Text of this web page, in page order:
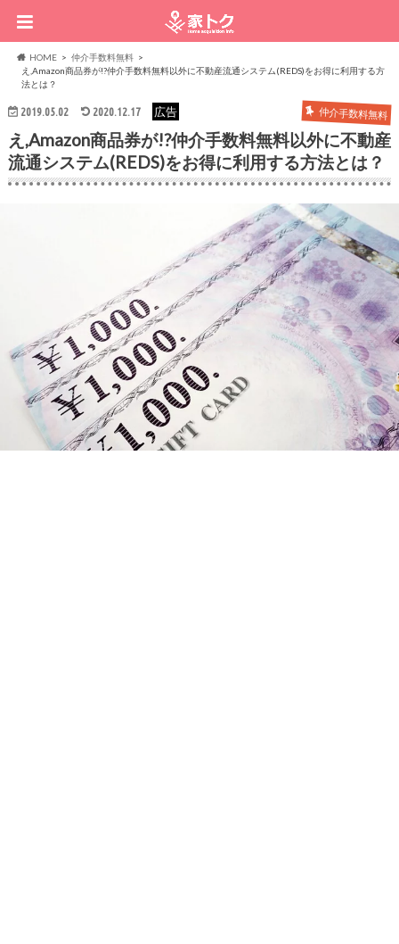
HOME
仲介手数料無料
え,Amazon商品券が!?仲介手数料無料以外に不動産流通システム(REDS)をお得に利用する方
法とは？
2019.05.02 2020.12.17 仲介手数料無料
広告
え,Amazon商品券が!?仲介手数料無料以外に不動産
流通システム(REDS)をお得に利用する方法とは？